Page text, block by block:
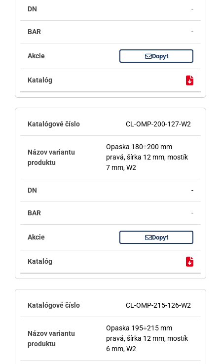
-
-
Dopyt
CL-OMP-200-127-W2
Opaska 180÷200 mm
pravá, šírka 12 mm, mostík
7 mm, W2
-
-
Dopyt
CL-OMP-215-126-W2
Opaska 195÷215 mm
pravá, šírka 12 mm, mostík
6 mm, W2